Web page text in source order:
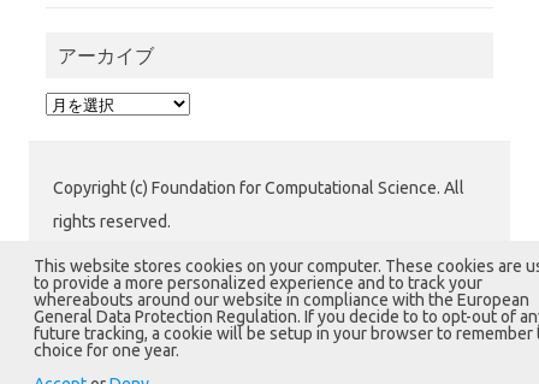
アーカイブ
ア
ブ
Copyright (c) Foundation for Computational Science. All
rights reserved.
公益財団法人 計算科学振興財団 (FOCUS) 運用グループ
〒650-0047 兵庫県神戸市中央区港島南町7-1-28 計算科
学センタービル1階
This website stores cookies on your computer. These cookies are
to provide a more personalized experience and to track your
whereabouts around our website in compliance with the European
General Data Protection Regulation. If you decide to to opt-out of
future tracking, a cookie will be setup in your browser to remember
choice for one year.